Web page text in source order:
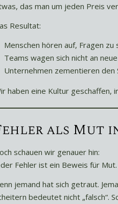
das man um jeden Preis
Resultat:
Menschen hören auf, Fragen zu
Teams wagen sich nicht an neue
Unternehmen zementieren
haben eine Kultur geschaffen,
als Mut
schauen wir genauer hin:
Fehler ist ein Beweis für Mut.
jemand hat sich getraut.
bedeutet nicht „falsch“.